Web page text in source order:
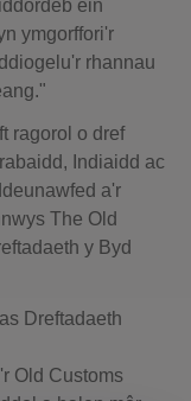
ein
ymgorffori'r
rhannau
ragorol o dref
Indiaidd ac
a'r
The Old
y Byd
Dreftadaeth
Old Customs